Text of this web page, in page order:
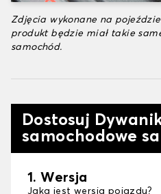
Zdjęcia wykonane na
produkt będzie miał takie
samochód.
Dostosuj
samochodowe
1. Wersja
Jaka jest wersja pojazdu?